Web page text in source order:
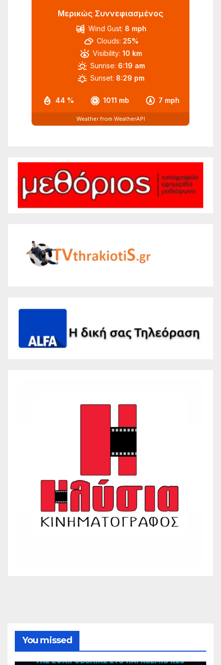
Μερικώς Συννεφιασμένος
44 % 1011 mb 7 mph
Wind Gust: 8 mph
Clouds: 25%
Visibility: 10 km
Sunrise: 6:19 am
Sunset: 8:29 pm
Weather from WeatherAPI
You missed